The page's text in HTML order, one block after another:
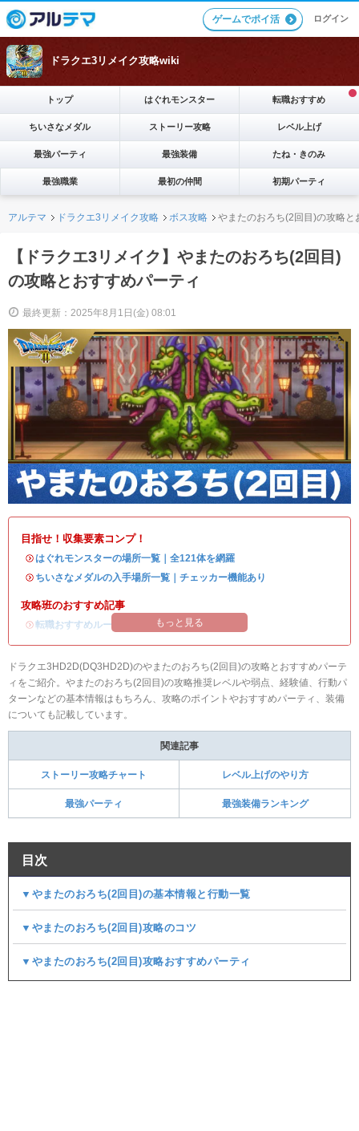
ゲームでポイ活 ログイン
ドラクエ3リメイク攻略wiki
トップ はぐれモンスター 転職おすすめ
ちいさなメダル ストーリー攻略 レベル上げ
最強パーティ 最強装備 たね・きのみ
最強職業 最初の仲間 初期パーティ
アルテマ ドラクエ3リメイク攻略 ボス攻略 やまたのおろち(2回目)の攻略と
【ドラクエ3リメイク】やまたのおろち(2回目)
の攻略とおすすめパーティ
最終更新：2025年8月1日(金) 08:01
目指せ！収集要素コンプ！
・はぐれモンスターの場所一覧｜全121体を網羅
・ ちいさなメダルの入手場所一覧｜チェッカー機能あり
攻略班のおすすめ記事
・転職おすすめルート もっと見る
ドラクエ3HD2D(DQ3HD2D)のやまたのおろち(2回目)の攻略とおすすめパーテ
ィをご紹介。やまたのおろち(2回目)の攻略推奨レベルや弱点、経験値、行動パ
ターンなどの基本情報はもちろん、攻略のポイントやおすすめパーティ、装備
についても記載しています。
関連記事
ストーリー攻略チャート レベル上げのやり方
最強パーティ 最強装備ランキング
目次
▼やまたのおろち(2回目)の基本情報と行動一覧
▼やまたのおろち(2回目)攻略のコツ
▼やまたのおろち(2回目)攻略おすすめパーティ